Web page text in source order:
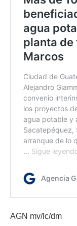
AGN mv/lc/dm